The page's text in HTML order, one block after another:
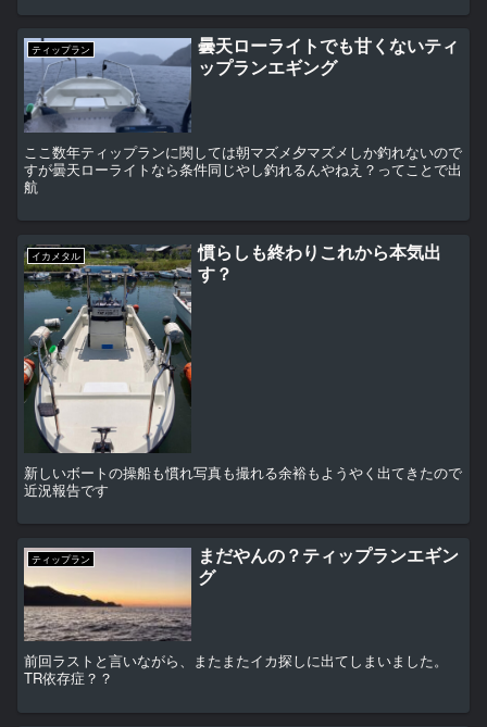
ティップラン
曇天ローライトでも甘くないティ
ップランエギング
ここ数年ティップランに関しては朝マズメ夕マズメしか釣れないので
すが曇天ローライトなら条件同じやし釣れるんやねえ？ってことで出
航
イカメタル
慣らしも終わりこれから本気出
す？
新しいボートの操船も慣れ写真も撮れる余裕もようやく出てきたので
近況報告です
ティップラン
まだやんの？ティップランエギン
グ
前回ラストと言いながら、またまたイカ探しに出てしまいました。
TR依存症？？